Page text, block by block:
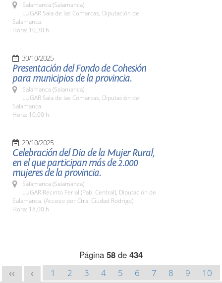
Salamanca (Salamanca)
LUGAR Sala de las Comarcas, Diputación de
Salamanca.
Hora: 10,30 h.
30/10/2025
Presentación del Fondo de Cohesión
para municipios de la provincia.
Salamanca (Salamanca)
LUGAR Sala de las Comarcas, Diputación de
Salamanca.
Hora: 10,00 h.
29/10/2025
Celebración del Día de la Mujer Rural,
en el que participan más de 2.000
mujeres de la provincia.
Salamanca (Salamanca)
LUGAR Recinto Ferial (Pab. Central), Diputación de
Salamanca. (Acceso por Ctra. Ciudad Rodrigo)
Hora: 18,00 h
Página 58 de 434
<< < 1 2 3 4 5 6 7 8 9
10